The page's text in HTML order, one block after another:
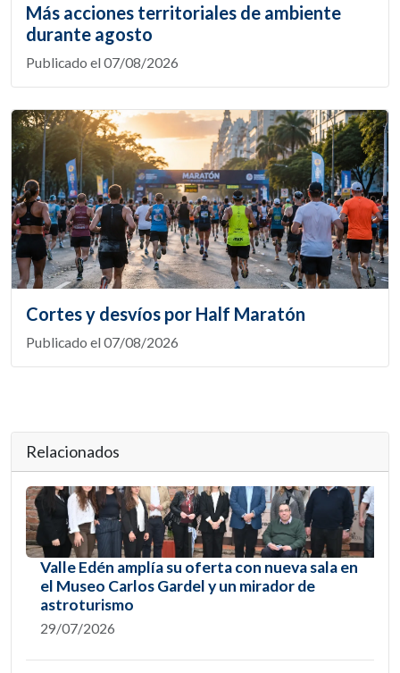
Más acciones territoriales de ambiente
durante agosto
Publicado el 07/08/2026
Cortes y desvíos por Half Maratón
Publicado el 07/08/2026
Relacionados
Valle Edén amplía su oferta con nueva sala en
el Museo Carlos Gardel y un mirador de
astroturismo
29/07/2026